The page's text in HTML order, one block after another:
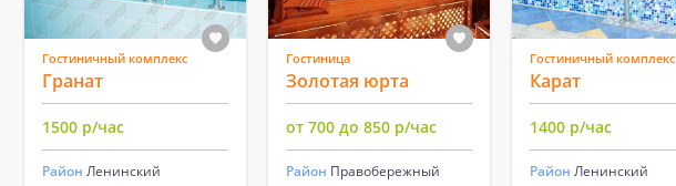
Гостиничный комплекс
Гранат
1500 р/час
Район Ленинский
Гостиница
Золотая юрта
от 700 до 850 р/час
Район Правобережный
Гостиничный комплекс
Карат
1400 р/час
Район Ленинский